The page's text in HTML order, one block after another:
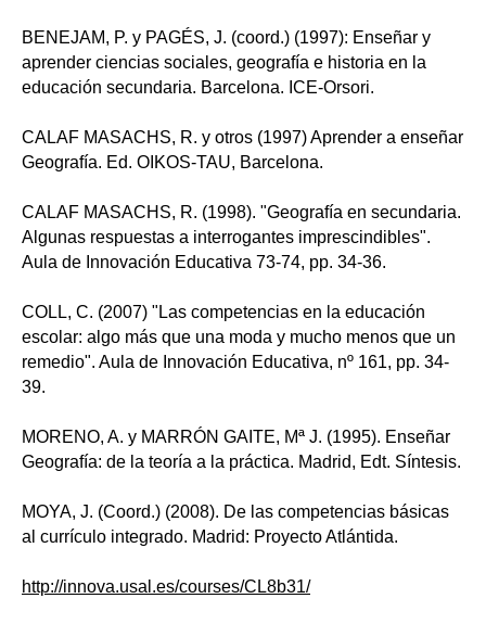
BENEJAM, P. y PAGÉS, J. (coord.) (1997): Enseñar y
aprender ciencias sociales, geografía e historia en la
educación secundaria. Barcelona. ICE-Orsori.
CALAF MASACHS, R. y otros (1997) Aprender a enseñar
Geografía. Ed. OIKOS-TAU, Barcelona.
CALAF MASACHS, R. (1998). "Geografía en secundaria.
Algunas respuestas a interrogantes imprescindibles".
Aula de Innovación Educativa 73-74, pp. 34-36.
COLL, C. (2007) "Las competencias en la educación
escolar: algo más que una moda y mucho menos que un
remedio". Aula de Innovación Educativa, nº 161, pp. 34-
39.
MORENO, A. y MARRÓN GAITE, Mª J. (1995). Enseñar
Geografía: de la teoría a la práctica. Madrid, Edt. Síntesis.
MOYA, J. (Coord.) (2008). De las competencias básicas
al currículo integrado. Madrid: Proyecto Atlántida.
http://innova.usal.es/courses/CL8b31/